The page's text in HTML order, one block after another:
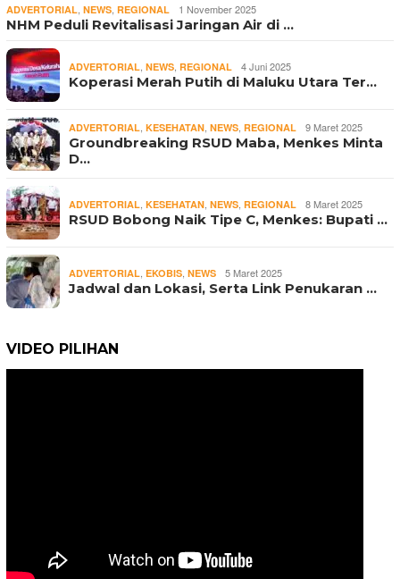
ADVERTORIAL NEWS REGIONAL 1 November 2025
NHM Peduli Revitalisasi Jaringan Air di …
ADVERTORIAL NEWS REGIONAL 4 Juni 2025
Koperasi Merah Putih di Maluku Utara Ter…
ADVERTORIAL KESEHATAN NEWS REGIONAL 9 Maret 2025
Groundbreaking RSUD Maba, Menkes Minta
D…
ADVERTORIAL KESEHATAN NEWS REGIONAL 8 Maret 2025
RSUD Bobong Naik Tipe C, Menkes: Bupati …
ADVERTORIAL EKOBIS NEWS 5 Maret 2025
Jadwal dan Lokasi, Serta Link Penukaran …
VIDEO PILIHAN